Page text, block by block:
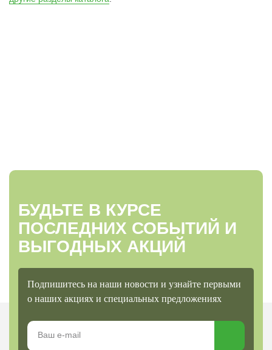
БУДЬТЕ В КУРСЕ
ПОСЛЕДНИХ СОБЫТИЙ И
ВЫГОДНЫХ АКЦИЙ
Подпишитесь на наши новости и узнайте первыми
о наших акциях и специальных предложениях